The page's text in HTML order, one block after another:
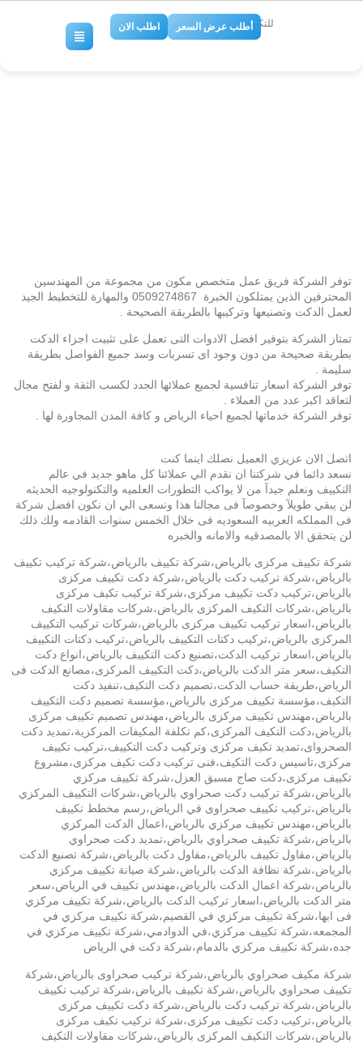
للتكييف والتبريد
أطلب عرض السعر اطلب الان
توفر الشركة فريق عمل متخصص مكون من مجموعة من المهندسين
المحترفين الذين يمتلكون الخبرة 0509274867 والمهارة للتخطيط الجيد
لعمل الدكت وتصنيعها وتركيبها بالطريقة الصحيحة .
تمتاز الشركة بتوفير افضل الادوات التى تعمل على تثبيت اجزاء الدكت
بطريقة صحيحة من دون وجود اى تسربات وسد جميع الفواصل بطريقة
سليمة .
توفر الشركة اسعار تنافسية لجميع عملائها الجدد لكسب الثقة و لفتح مجال
لتعاقد اكبر عدد من العملاء .
توفر الشركة خدماتها لجميع احياء الرياض و كافة المدن المجاورة لها .
اتصل الان عزيزي العميل نصلك اينما كنت
نسعد دائما في شركتنا ان نقدم الي عملائنا كل ماهو جديد في عالم
التكييف ونعلم جيدآ من لا يواكب التطورات العلميه والتكنولوجيه الحديثه
لن يبقي طويلآ وخصوصآ فى مجالنا هذا ونسعى الي ان نكون افضل شركة
فى المملكه العربيه السعوديه فى خلال الخمس سنوات القادمه ولك ذلك
لن يتحقق الا بالمصدقيه والامانه والخبره
شركة تكييف مركزى بالرياض،شركة تكييف بالرياض،شركة تركيب تكييف
بالرياض،شركة تركيب دكت بالرياض،شركة دكت تكييف مركزى
بالرياض،تركيب دكت تكييف مركزى،شركة تركيب تكيف مركزى
بالرياض،شركات التكيف المركزى بالرياض،شركات مقاولات التكيف
بالرياض،اسعار تركيب تكييف مركزى بالرياض،شركات تركيب التكييف
المركزى بالرياض،تركيب دكتات التكييف بالرياض،تركيب دكتات التكييف
بالرياض،اسعار تركيب الدكت،تصنيع دكت التكييف بالرياض،انواع دكت
التكيف،سعر متر الدكت بالرياض،دكت التكييف المركزى،مصانع الدكت فى
الرياض،طريقة حساب الدكت،تصميم دكت التكيف،تنفيذ دكت
التكيف،مؤسسة تكييف مركزى بالرياض،مؤسسة تصميم دكت التكييف
بالرياض،مهندس تكييف مركزى بالرياض،مهندس تصميم تكييف مركزى
بالرياض،دكت التكيف المركزى،كم تكلفة المكيفات المركزية،تمديد دكت
الصحرواى،تمديد تكيف مركزى وتركيب دكت التكييف،تركيب تكييف
مركزى،تاسيس دكت التكيف،فنى تركيب دكت تكيف مركزى،مشروع
تكييف مركزى،دكت صاج مسبق العزل،شركة تكييف مركزي
بالرياض،شركة تركيب دكت صحراوي بالرياض،شركات التكييف المركزي
بالرياض،تركيب تكييف صحراوى في الرياض،رسم مخطط تكييف
بالرياض،مهندس تكييف مركزي بالرياض،اعمال الدكت المركزي
بالرياض،شركة تكييف صحراوي بالرياض،تمديد دكت صحراوي
بالرياض،مقاول تكييف بالرياض،مقاول دكت بالرياض،شركة تصنيع الدكت
بالرياض،شركة نظافة الدكت بالرياض،شركة صيانة تكييف مركزي
بالرياص،شركة اعمال الدكت بالرياض،مهندس تكييف في الرياض،سعر
متر الدكت بالرياض،اسعار تركيب الدكت بالرياض،شركة تكييف مركزي
فى ابها،شركة تكييف مركزي في القصيم،شركة تكييف مركزي في
المجمعه،شركة تكييف مركزي،في الدوادمي،شركة تكييف مركزي في
جده،شركة تكييف مركزي بالدمام،شركة دكت في الرياض
شركة مكيف صحراوي بالرياض،شركة تركيب صحراوى بالرياض،شركة
تكييف صحراوي بالرياض،شركة تكييف بالرياض،شركة تركيب تكييف
بالرياض،شركة تركيب دكت بالرياض،شركة دكت تكييف مركزى
بالرياض،تركيب دكت تكييف مركزى،شركة تركيب تكيف مركزى
بالرياض،شركات التكيف المركزى بالرياض،شركات مقاولات التكيف